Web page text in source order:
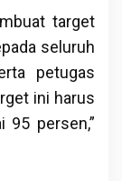
target
seluruh
petugas
ini harus
95 persen,”